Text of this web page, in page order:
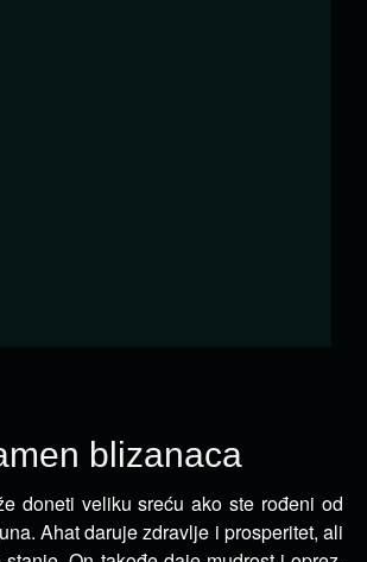
blizanaca
doneti veliku sreću ako ste rođeni od
Ahat daruje zdravlje i prosperitet, ali